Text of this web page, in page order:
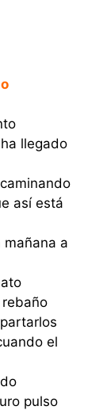
llegado
así está
mañana a
el
pulso